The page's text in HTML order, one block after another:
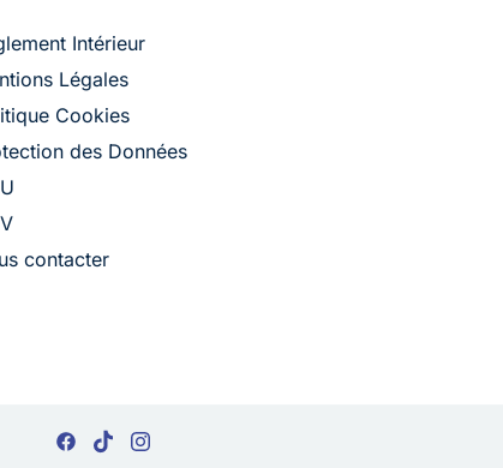
Intérieur
Légales
Cookies
des Données
contacter